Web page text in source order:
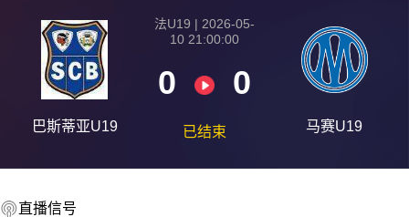
巴斯蒂亚U19
法U19 | 2026-05-
10 21:00:00
0 0
已结束 马赛U19
直播信号